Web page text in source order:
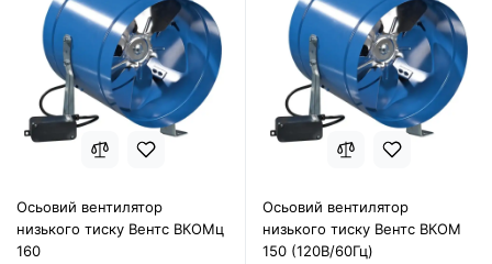
Осьовий вентилятор
низького тиску Вентс ВКОМц
160
Осьовий вентилятор
низького тиску Вентс ВКОМ
150 (120В/60Гц)